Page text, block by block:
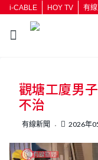
i-CABLE HOY TV 有
觀塘工廈男
不治
有線新聞 2026年